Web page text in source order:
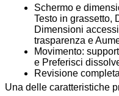
Schermo e
Testo in grassetto,
Dimensioni
trasparenza e
Movimento:
e Preferisci
Revisione
Una delle caratteristiche